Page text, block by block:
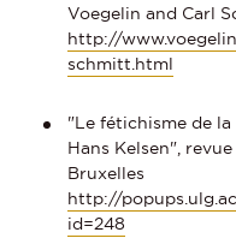
Voegelin and Carl
http://
schmitt.html
"Le fétichisme de
Hans Kelsen",
Bruxelles
http://
id=248